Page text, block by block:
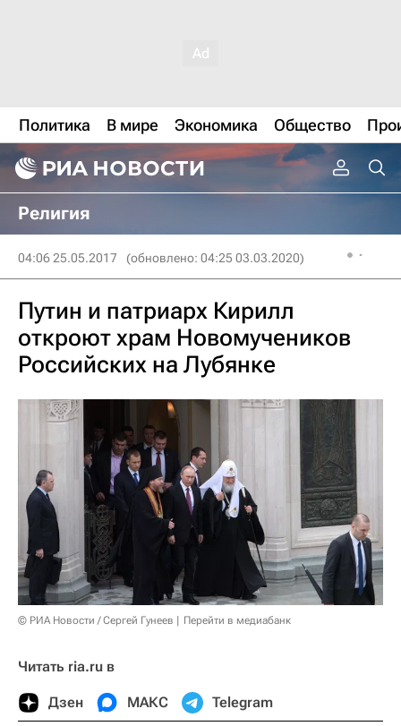
Политика В мире Экономика Общество
Религия
04:06 25.05.2017 (обновлено: 04:25 03.03.2020)
Путин и патриарх Кирилл
откроют храм Новомучеников
Российских на Лубянке
© РИА Новости / Сергей Гунеев Перейти в медиабанк
Читать ria.ru в
Дзен МАКС Telegram